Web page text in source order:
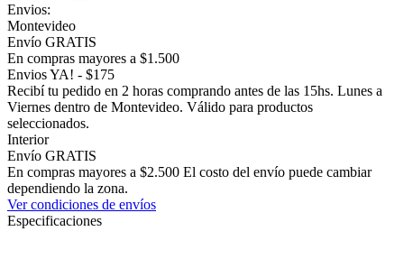
Envios:
Montevideo
Envío GRATIS
En compras mayores a $1.500
Envios YA! - $175
Recibí tu pedido en 2 horas comprando antes de las 15hs. Lunes a
Viernes dentro de Montevideo. Válido para productos
seleccionados.
Interior
Envío GRATIS
En compras mayores a $2.500 El costo del envío puede cambiar
dependiendo la zona.
Ver condiciones de envíos
Especificaciones